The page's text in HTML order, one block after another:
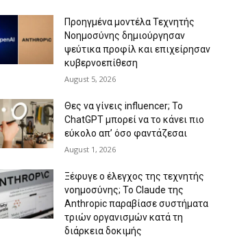
Προηγμένα μοντέλα Τεχνητής
Νοημοσύνης δημιούργησαν
ψεύτικα προφίλ και επιχείρησαν
κυβερνοεπίθεση
August 5, 2026
Θες να γίνεις influencer; Το
ChatGPT μπορεί να το κάνει πιο
εύκολο απ’ όσο φαντάζεσαι
August 1, 2026
Ξέφυγε ο έλεγχος της τεχνητής
νοημοσύνης; Το Claude της
Anthropic παραβίασε συστήματα
τριών οργανισμών κατά τη
διάρκεια δοκιμής